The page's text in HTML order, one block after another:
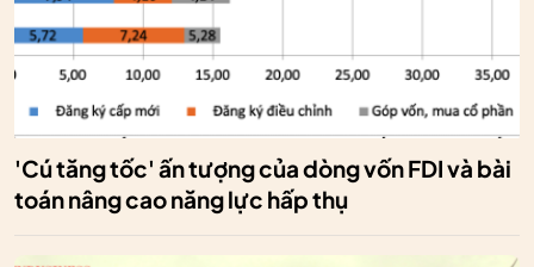
'Cú tăng tốc' ấn tượng của dòng vốn FDI và bài
toán nâng cao năng lực hấp thụ